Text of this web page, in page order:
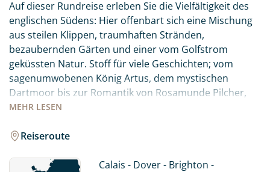
MEHR LESEN
Auf dieser Rundreise erleben Sie die Vielfältigkeit des
englischen Südens: Hier offenbart sich eine Mischung
aus steilen Klippen, traumhaften Stränden,
bezaubernden Gärten und einer vom Golfstrom
geküssten Natur. Stoff für viele Geschichten; vom
sagenumwobenen König Artus, dem mystischen
Dartmoor bis zur Romantik von Rosamunde Pilcher,
begegnen dem Lifestyle des einstigen Landadels und
wohnen Sie in ausgewählten B&B´s oder Hotels um die
Schließlich gehört der abendliche Besuch im Pub zu
Reiseroute
Calais - Dover - Brighton -